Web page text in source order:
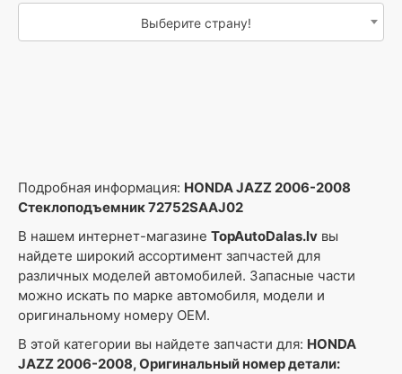
Выберите страну!
Подробная информация: HONDA JAZZ 2006-2008
Стеклоподъемник 72752SAAJ02
В нашем интернет-магазине TopAutoDalas.lv вы
найдете широкий ассортимент запчастей для
различных моделей автомобилей. Запасные части
можно искать по марке автомобиля, модели и
оригинальному номеру OEM.
В этой категории вы найдете запчасти для: HONDA
JAZZ 2006-2008, Оригинальный номер детали: